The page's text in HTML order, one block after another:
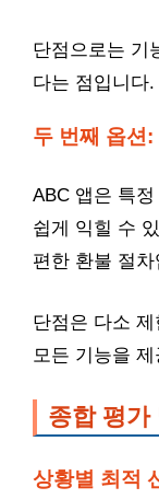
단점으로는 기
다는 점입니다.
두 번째 옵션:
ABC 앱은 특
쉽게 익힐 수
편한 환불 절차
단점은 다소
모든 기능을
종합 평가
상황별 최적